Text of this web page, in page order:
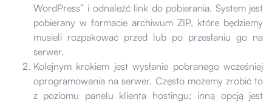
WordPress” i odnaleźć link do pobierania. System jest
pobierany w formacie archiwum ZIP, które będziemy
musieli rozpakować przed lub po przesłaniu go na
serwer.
Kolejnym krokiem jest wysłanie pobranego wcześniej
oprogramowania na serwer. Często możemy zrobić to
z poziomu panelu klienta hostingu; inną opcją jest